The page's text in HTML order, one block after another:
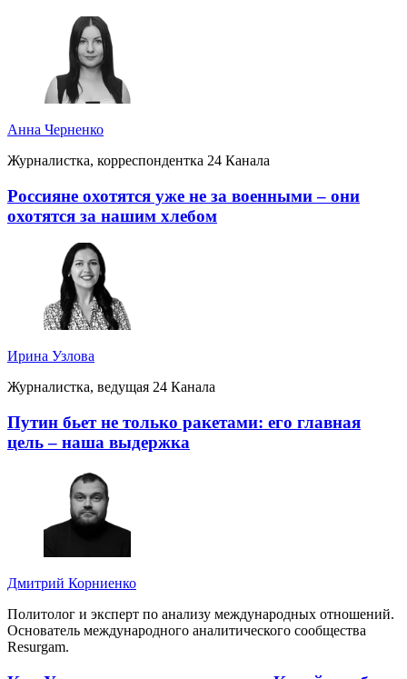
Анна Черненко
Журналистка, корреспондентка 24 Канала
Россияне охотятся уже не за военными – они
охотятся за нашим хлебом
Ирина Узлова
Журналистка, ведущая 24 Канала
Путин бьет не только ракетами: его главная
цель – наша выдержка
Дмитрий Корниенко
Политолог и эксперт по анализу международных отношений.
Основатель международного аналитического сообщества
Resurgam.